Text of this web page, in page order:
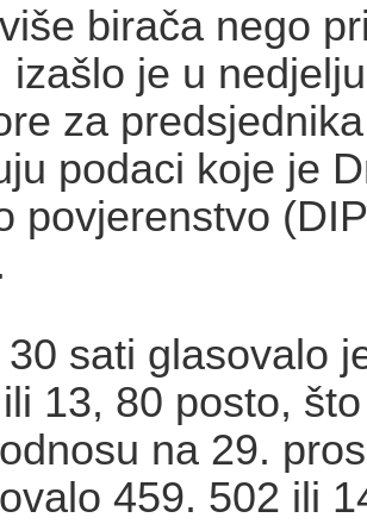
birača nego
izašlo je u
za
podaci koje je
povjerenstvo
30 sati glasovalo
13, 80 posto,
na 29.
459. 502 ili